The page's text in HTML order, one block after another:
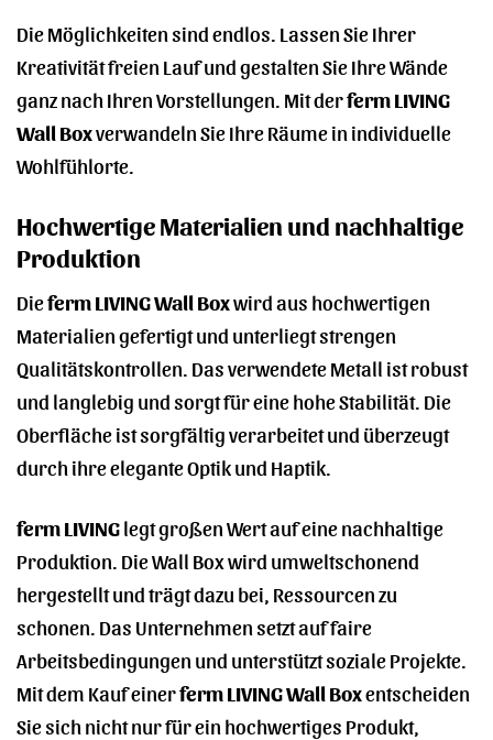
Die Möglichkeiten sind endlos. Lassen Sie Ihrer
Kreativität freien Lauf und gestalten Sie Ihre Wände
ganz nach Ihren Vorstellungen. Mit derferm LIVING
Wall Boxverwandeln Sie Ihre Räume in individuelle
Wohlfühlorte.
Hochwertige Materialien und nachhaltige
Produktion
Dieferm LIVING Wall Boxwird aus hochwertigen
Materialien gefertigt und unterliegt strengen
Qualitätskontrollen. Das verwendete Metall ist robust
und langlebig und sorgt für eine hohe Stabilität. Die
Oberfläche ist sorgfältig verarbeitet und überzeugt
durch ihre elegante Optik und Haptik.
ferm LIVINGlegt großen Wert auf eine nachhaltige
Produktion. Die Wall Box wird umweltschonend
hergestellt und trägt dazu bei, Ressourcen zu
schonen. Das Unternehmen setzt auf faire
Arbeitsbedingungen und unterstützt soziale Projekte.
Mit dem Kauf einerferm LIVING Wall Boxentscheiden
Sie sich nicht nur für ein hochwertiges Produkt,